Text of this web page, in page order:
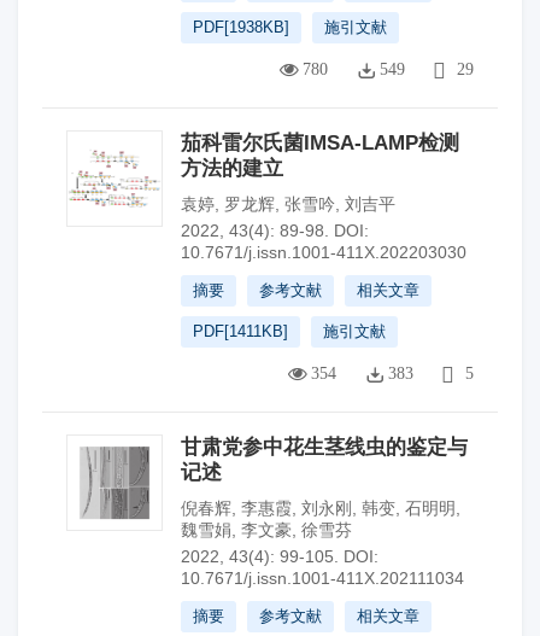
PDF[1938KB] 施引文献
780 549 29
茄科雷尔氏菌IMSA-LAMP检测
方法的建立
袁婷 罗龙辉 张雪吟 刘吉平
2022, 43(4): 89-98.
DOI:
10.7671/j.issn.1001-411X.202203030
摘要 参考文献 相关文章
PDF[1411KB] 施引文献
354 383 5
甘肃党参中花生茎线虫的鉴定与
记述
倪春辉 李惠霞 刘永刚 韩变 石明明
魏雪娟 李文豪 徐雪芬
2022, 43(4): 99-105.
DOI:
10.7671/j.issn.1001-411X.202111034
摘要 参考文献 相关文章